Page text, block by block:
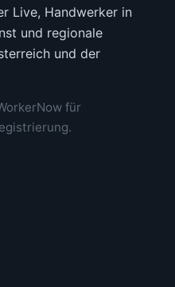
Live, Handwerker in
und regionale
und der
für